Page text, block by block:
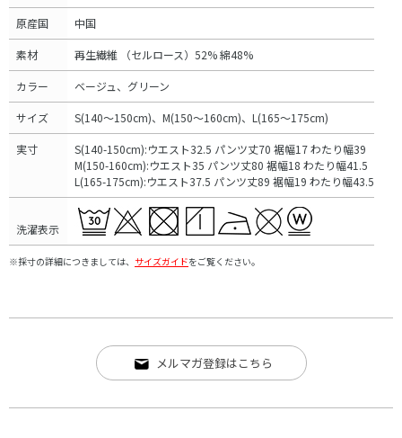
原産国 中国
素材 再生繊維 （セルロース）52% 綿48%
カラー ベージュ、グリーン
サイズ S(140～150cm)、M(150～160cm)、L(165～175cm)
実寸
S(140-150cm):ウエスト32.5 パンツ丈70 裾幅17 わたり幅39
M(150-160cm):ウエスト35 パンツ丈80 裾幅18 わたり幅41.5
L(165-175cm):ウエスト37.5 パンツ丈89 裾幅19 わたり幅43.5
洗濯表示
※採寸の詳細につきましては、 サイズガイドをご覧ください。
メルマガ登録はこちら